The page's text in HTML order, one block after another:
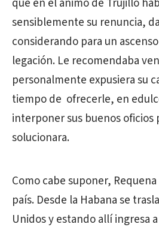
que en el ánimo de Trujillo
sensiblemente su renuncia,
considerando para un
legación. Le recomendaba
personalmente expusiera su
tiempo de ofrecerle, en
interponer sus buenos oficios
solucionara.
Como cabe suponer,
país. Desde la Habana se
Unidos y estando allí ingresa